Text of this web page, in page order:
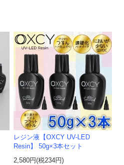
レジン液【OXCY UV-LED
Resin】 50g×3本セット
2,580円(税234円)